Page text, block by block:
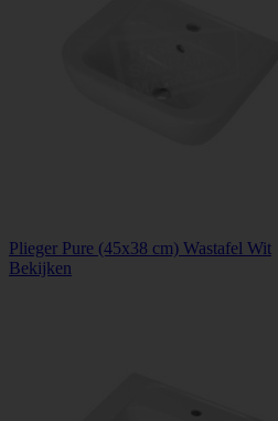
Plieger Pure (45x38 cm) Wastafel Wit
Bekijken